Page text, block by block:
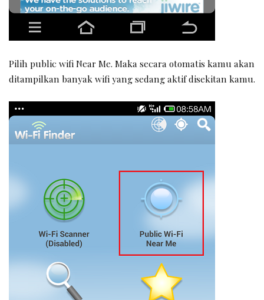
Pilih public wifi Near Me. Maka secara otomatis kamu akan
ditampilkan banyak wifi yang sedang aktif disekitan kamu.